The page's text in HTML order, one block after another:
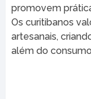
promovem
Os curitibanos
artesanais,
além do